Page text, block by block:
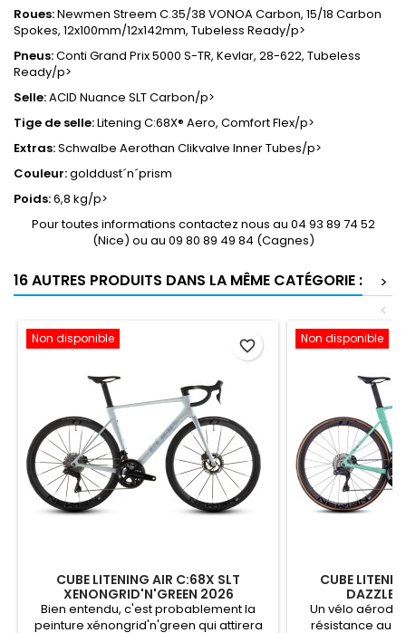
Roues:Newmen Streem C.35/38 VONOA Carbon, 15/18 Carbon
Spokes, 12x100mm/12x142mm, Tubeless Ready/p>
Pneus:Conti Grand Prix 5000 S-TR, Kevlar, 28-622, Tubeless
Ready/p>
Selle:ACID Nuance SLT Carbon/p>
Tige de selle:Litening C:68X® Aero, Comfort Flex/p>
Extras:Schwalbe Aerothan Clikvalve Inner Tubes/p>
Couleur:golddust´n´prism
Poids:6,8 kg/p>
Pour toutes informations contactez nous au 04 93 89 74 52
(Nice) ou au 09 80 89 49 84 (Cagnes)
16 AUTRES PRODUITS DANS LA MÊME CATÉGORIE :
>
<
Non disponible
CUBE LITENING AIR C:68X SLT
XENONGRID'N'GREEN 2026
Bien entendu, c'est probablement la
peinture xénongrid'n'green qui attirera
favorite_border Non disponible
CUBE
Un vélo
résistance au